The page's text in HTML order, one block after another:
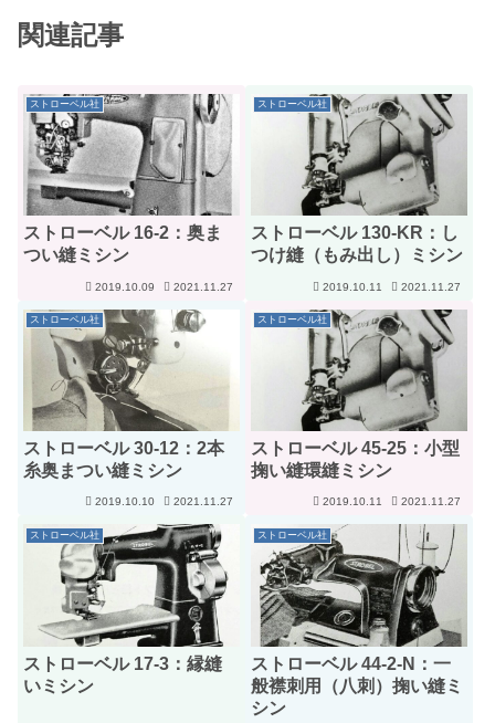
関連記事
ストローベル社
ストローベル 16-2：奥ま
つい縫ミシン
2019.10.09 2021.11.27
ストローベル社
ストローベル 130-KR：し
つけ縫（もみ出し）ミシン
2019.10.11 2021.11.27
ストローベル社
ストローベル 30-12：2本
糸奥まつい縫ミシン
2019.10.10 2021.11.27
ストローベル社
ストローベル 45-25：小型
掬い縫環縫ミシン
2019.10.11 2021.11.27
ストローベル社
ストローベル 17-3：縁縫
いミシン
ストローベル社
ストローベル 44-2-N：一
般襟刺用（八刺）掬い縫ミ
シン